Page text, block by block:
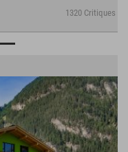
1320 Critiques